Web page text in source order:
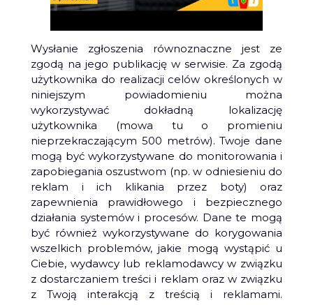
Wysłanie zgłoszenia równoznaczne jest ze
zgodą na jego publikację w serwisie. Za zgodą
użytkownika do realizacji celów określonych w
niniejszym powiadomieniu można
wykorzystywać dokładną lokalizację
użytkownika (mowa tu o promieniu
nieprzekraczającym 500 metrów). Twoje dane
mogą być wykorzystywane do monitorowania i
zapobiegania oszustwom (np. w odniesieniu do
reklam i ich klikania przez boty) oraz
zapewnienia prawidłowego i bezpiecznego
działania systemów i procesów. Dane te mogą
być również wykorzystywane do korygowania
wszelkich problemów, jakie mogą wystąpić u
Ciebie, wydawcy lub reklamodawcy w związku
z dostarczaniem treści i reklam oraz w związku
z Twoją interakcją z treścią i reklamami.